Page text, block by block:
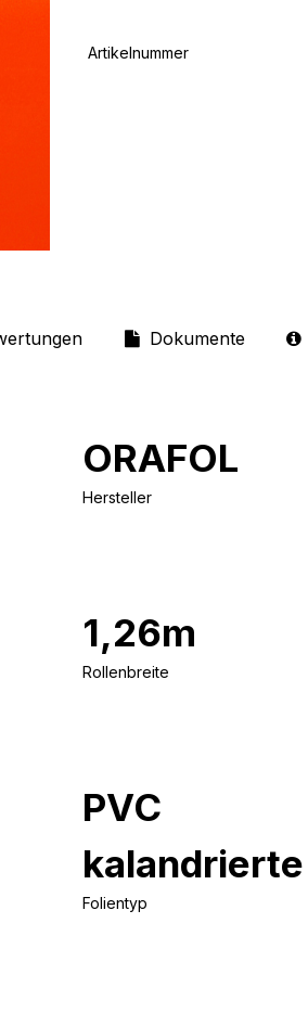
Artikelnummer
Dokumente
ORAFOL
Hersteller
1,26m
Rollenbreite
PVC
kalandrierte
Folientyp